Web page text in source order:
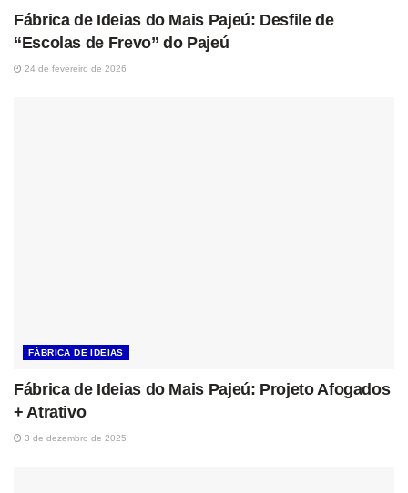
Fábrica de Ideias do Mais Pajeú: Desfile de
“Escolas de Frevo” do Pajeú
24 de fevereiro de 2026
FÁBRICA DE IDEIAS
Fábrica de Ideias do Mais Pajeú: Projeto Afogados
+ Atrativo
3 de dezembro de 2025